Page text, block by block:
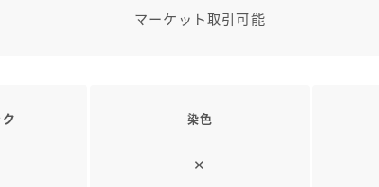
極シタデル・ボズヤ追憶戦
マーケット取引可能
染色
✕